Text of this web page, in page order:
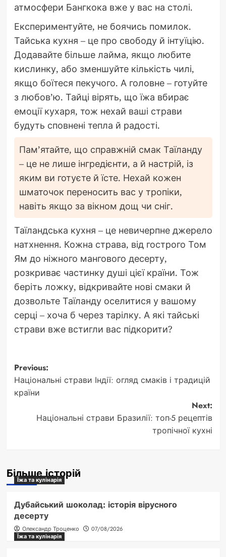
атмосфери Бангкока вже у вас на столі.
Експериментуйте, не боячись помилок.
Тайська кухня – це про свободу й інтуїцію.
Додавайте більше лайма, якщо любите
кислинку, або зменшуйте кількість чилі,
якщо боїтеся пекучого. А головне – готуйте
з любов’ю. Тайці вірять, що їжа вбирає
емоції кухаря, тож нехай ваші страви
будуть сповнені тепла й радості.
Пам’ятайте, що справжній смак Таїланду
– це не лише інгредієнти, а й настрій, із
яким ви готуєте й їсте. Нехай кожен
шматочок переносить вас у тропіки,
навіть якщо за вікном дощ чи сніг.
Таїландська кухня – це невичерпне джерело
натхнення. Кожна страва, від гострого Том
Ям до ніжного мангового десерту,
розкриває частинку душі цієї країни. Тож
беріть ложку, відкривайте нові смаки й
дозвольте Таїланду оселитися у вашому
серці – хоча б через тарілку. А які тайські
страви вже встигли вас підкорити?
Post
navigation
Previous:
Національні страви Індії: огляд смаків і традицій
країни
Next:
Національні страви Бразилії: топ-5 рецептів
тропічної кухні
Більше історій
Їжа та кулінарія
Дубайський шоколад: історія вірусного
десерту
Олександр Троценко
07/08/2026
Їжа та кулінарія